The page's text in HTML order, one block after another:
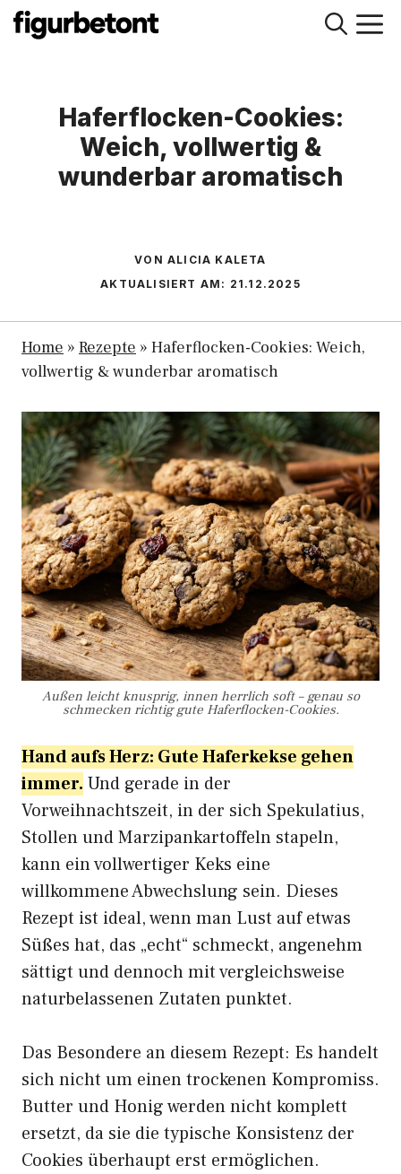
Zum
Inhalt
Haferflocken-Cookies:
Weich, vollwertig &
wunderbar aromatisch
VON ALICIA KALETA
AKTUALISIERT AM: 21.12.2025
Home » Rezepte » Haferflocken-Cookies: Weich,
vollwertig & wunderbar aromatisch
Außen leicht knusprig, innen herrlich soft – genau so
schmecken richtig gute Haferflocken-Cookies.
Hand aufs Herz: Gute Haferkekse gehen
immer. Und gerade in der
Vorweihnachtszeit, in der sich Spekulatius,
Stollen und Marzipankartoffeln stapeln,
kann ein vollwertiger Keks eine
willkommene Abwechslung sein. Dieses
Rezept ist ideal, wenn man Lust auf etwas
Süßes hat, das „echt“ schmeckt, angenehm
sättigt und dennoch mit vergleichsweise
naturbelassenen Zutaten punktet.
Das Besondere an diesem Rezept: Es handelt
sich nicht um einen trockenen Kompromiss.
Butter und Honig werden nicht komplett
ersetzt, da sie die typische Konsistenz der
Cookies überhaupt erst ermöglichen.